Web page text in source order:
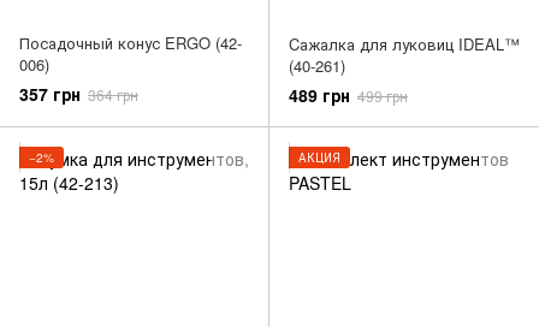
Посадочный конус ERGO (42-
006)
357 грн 364 грн
Cажалка для луковиц IDEAL™
(40-261)
489 грн 499 грн
−2% АКЦИЯ